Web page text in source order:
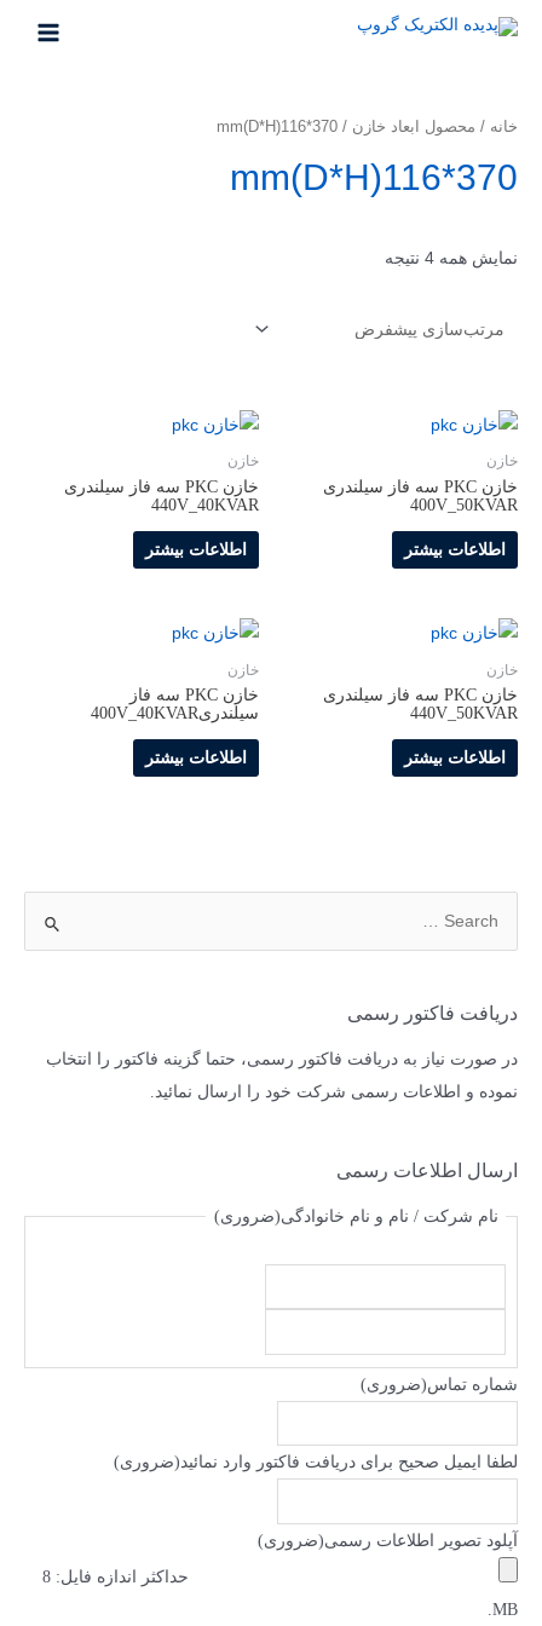
دریافت فاکتور رسمی
در صورت نیاز به دریافت فاکتور رسمی، حتما گزینه فاکتور را انتخاب
نموده و اطلاعات رسمی شرکت خود را ارسال نمائید.
ارسال اطلاعات رسمی
نام شرکت / نام و نام خانوادگی(ضروری)
شماره تماس(ضروری)
لطفا ایمیل صحیح برای دریافت فاکتور وارد نمائید(ضروری)
آپلود تصویر اطلاعات رسمی(ضروری)
حداکثر اندازه فایل: 8
MB.
خانه / محصول ابعاد خازن / 370*116(D*H)mm
370*116(D*H)mm
نمایش همه 4 نتیجه
خازن
خازن PKC سه فاز سیلندری
400V_50KVAR
اطلاعات بیشتر
خازن
خازن PKC سه فاز سیلندری
440V_40KVAR
اطلاعات بیشتر
خازن
خازن PKC سه فاز سیلندری
440V_50KVAR
اطلاعات بیشتر
خازن
خازن PKC سه فاز
سیلندری400V_40KVAR
اطلاعات بیشتر